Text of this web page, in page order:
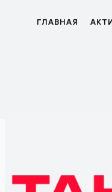
ГЛАВНАЯ